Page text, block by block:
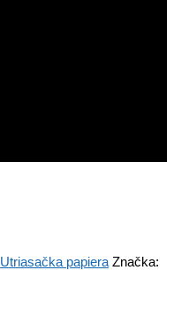
Utriasačka papiera Značka: